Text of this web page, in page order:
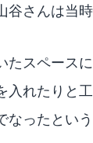
さんは当時
たスペース
入れたりと
ったという